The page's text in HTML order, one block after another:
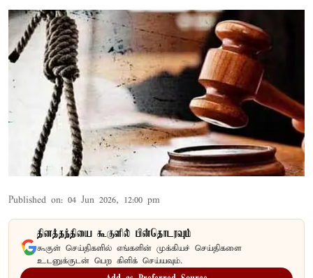
Published on: 04 Jun 2026, 12:00 pm
தினத்தந்தியை கூகுளில் பின்தொடரவும்
கூகுள் செய்திகளில் எங்களின் முக்கியச் செய்திகளை
உடனுக்குடன் பெற கிளிக் செய்யவும்.